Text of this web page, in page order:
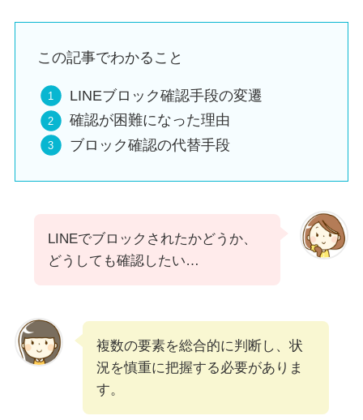
この記事でわかること
LINEブロック確認手段の変遷
確認が困難になった理由
ブロック確認の代替手段
LINEでブロックされたかどうか、
どうしても確認したい…
複数の要素を総合的に判断し、状
況を慎重に把握する必要がありま
す。